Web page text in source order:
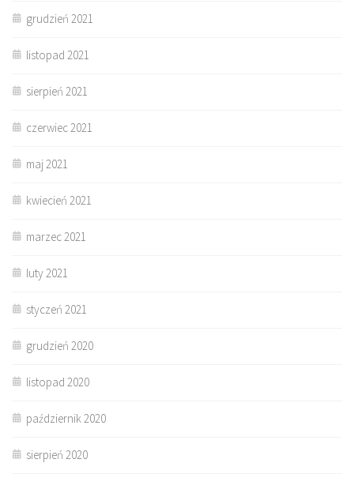
grudzień 2021
listopad 2021
sierpień 2021
czerwiec 2021
maj 2021
kwiecień 2021
marzec 2021
luty 2021
styczeń 2021
grudzień 2020
listopad 2020
październik 2020
sierpień 2020